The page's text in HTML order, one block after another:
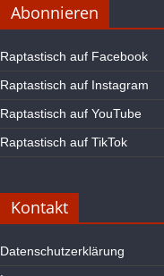
Abonnieren
Raptastisch auf Facebook
Raptastisch auf Instagram
Raptastisch auf YouTube
Raptastisch auf TikTok
Kontakt
Datenschutzerklärung